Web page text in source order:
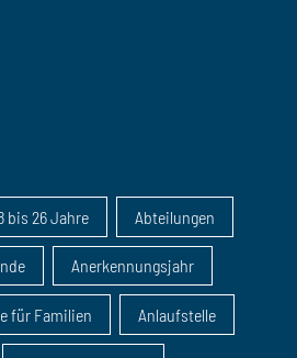
bis 26 Jahre Abteilungen
Anerkennungsjahr
für Familien Anlaufstelle